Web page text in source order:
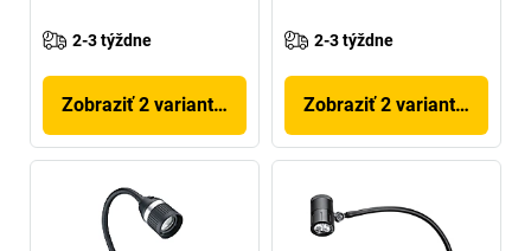
2-3 týždne
Zobraziť 2 variantov
2-3 týždne
Zobraziť 2 variantov